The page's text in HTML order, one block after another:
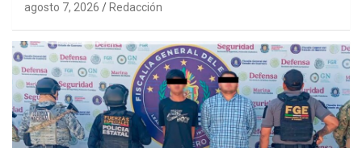
agosto 7, 2026 Redacción